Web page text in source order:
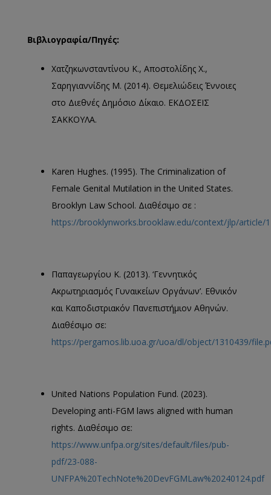
Βιβλιογραφία/Πηγές:
Χατζηκωνσταντίνου Κ., Αποστολίδης Χ.,
Σαρηγιαννίδης Μ. (2014). Θεμελιώδεις Έννοιες
στο Διεθνές Δημόσιο Δίκαιο. ΕΚΔΟΣΕΙΣ
ΣΑΚΚΟΥΛΑ.
Karen Hughes. (1995). The Criminalization of
Female Genital Mutilation in the United States.
Brooklyn Law School. Διαθέσιμο σε :
https://brooklynworks.brooklaw.edu/context/jlp/article/
Παπαγεωργίου Κ. (2013). ‘Γεννητικός
Ακρωτηριασμός Γυναικείων Οργάνων’. Εθνικόν
και Καποδιστριακόν Πανεπιστήμιον Αθηνών.
Διαθέσιμο σε:
https://pergamos.lib.uoa.gr/uoa/dl/object/1310439/
United Nations Population Fund. (2023).
Developing anti-FGM laws aligned with human
rights. Διαθέσιμο σε:
https://www.unfpa.org/sites/default/files/pub-
pdf/23-088-
UNFPA%20TechNote%20DevFGMLaw%20240124.pdf